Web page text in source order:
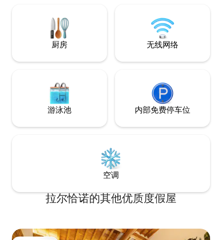
trees, flowers, and fruits, as well as
sunbeds and umbrellas to enjoy the sun,
read a book, and relax completely.
分钟路程。
厨房 无线网络
游泳池 内部免费停车位
空调
拉尔恰诺的其他优质度假屋